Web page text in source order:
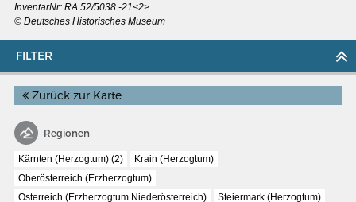
MERIANS DEUTSCHLAND 1642 - 1654
Impressum
FILTER
Zurück zur Karte
Regionen
Kärnten (Herzogtum) (2)
Krain (Herzogtum)
Oberösterreich (Erzherzogtum)
Österreich (Erzherzogtum Niederösterreich)
Steiermark (Herzogtum)
InventarNr: RA 52/5038 -21<2>
© Deutsches Historisches Museum